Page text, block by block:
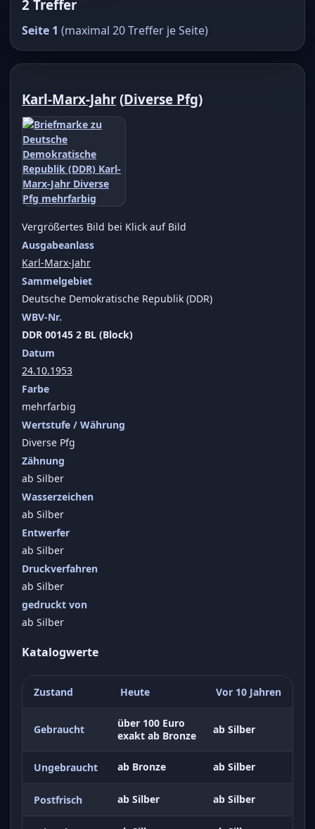
2 Treffer
Seite 1 (maximal 20 Treffer je Seite)
Karl-Marx-Jahr (Diverse Pfg)
Vergrößertes Bild bei Klick auf Bild
Ausgabeanlass
Karl-Marx-Jahr
Sammelgebiet
Deutsche Demokratische Republik (DDR)
WBV-Nr.
DDR 00145 2 BL (Block)
Datum
24.10.1953
Farbe
mehrfarbig
Wertstufe / Währung
Diverse Pfg
Zähnung
ab Silber
Wasserzeichen
ab Silber
Entwerfer
ab Silber
Druckverfahren
ab Silber
gedruckt von
ab Silber
Katalogwerte
Zustand Heute Vor 10 Jahren
Gebraucht
über 100 Euro
exakt ab Bronze
ab Silber
Ungebraucht ab Bronze ab Silber
Postfrisch ab Silber ab Silber